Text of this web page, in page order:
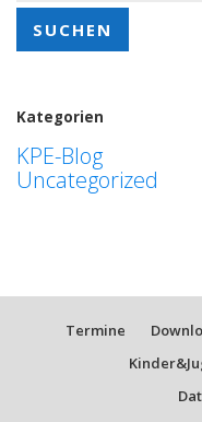
Kategorien
KPE-Blog
Uncategorized
Termine